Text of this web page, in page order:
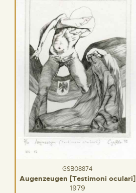
GSB08874
Augenzeugen [Testimoni oculari]
1979